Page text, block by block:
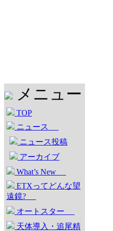
メニュー
TOP
ニュース
ニュース投稿
アーカイブ
What’s New
ETXってどんな望
遠鏡?
オートスター
天体導入・追尾精